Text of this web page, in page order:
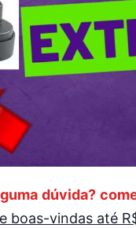
dúvida?
boas-vindas até